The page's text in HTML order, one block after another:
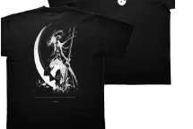
ima
varijanti.
Opcije
mogu
biti